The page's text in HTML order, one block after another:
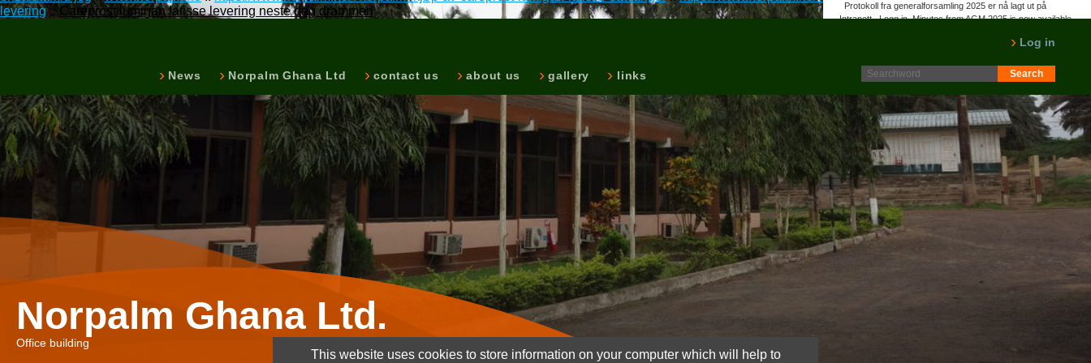
levering:: Careprost lumigan latisse levering neste dag drammen
News Norpalm Ghana Ltd contact us about us gallery links
Log in
Protokoll fra generalforsamling 2025 er nå lagt ut på
Intranett. Logg in. Minutes from AGM 2025 is now available
Norpalm Ghana Ltd.
Office building
This website uses cookies to store information on your computer which will help to